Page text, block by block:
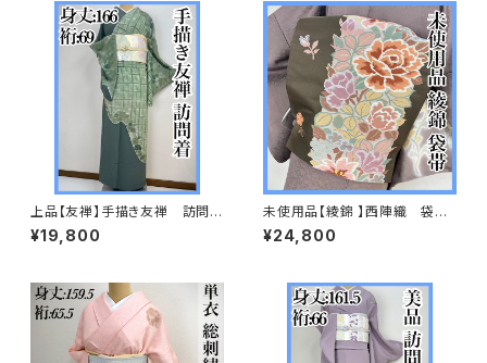
上品【友禅】手描き友禅 訪問着
正絹s697
¥19,800
未使用品【綾錦 】西陣織 袋
帯 正絹 s667
¥24,800